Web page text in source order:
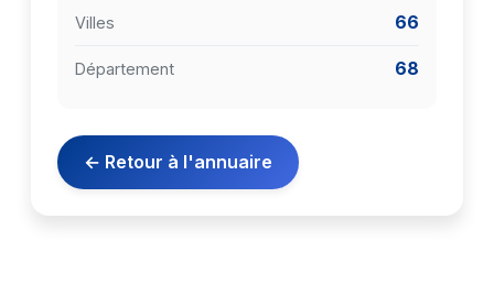
Villes 66
Département 68
← Retour à l'annuaire